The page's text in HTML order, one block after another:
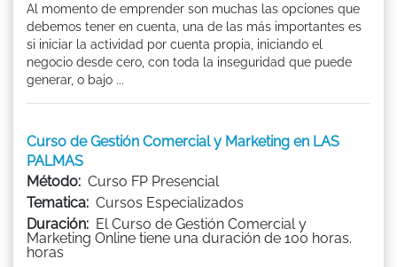
Al momento de emprender son muchas las opciones que
debemos tener en cuenta, una de las más importantes es
si iniciar la actividad por cuenta propia, iniciando el
negocio desde cero, con toda la inseguridad que puede
generar, o bajo ...
Curso de Gestión Comercial y Marketing en LAS
PALMAS
Método: Curso FP Presencial
Tematica: Cursos Especializados
Duración: El Curso de Gestión Comercial y
Marketing Online tiene una duración de 100 horas.
horas